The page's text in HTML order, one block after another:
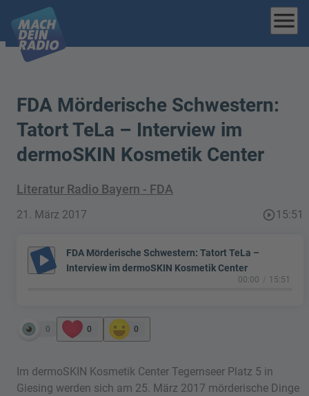
menu
FDA Mörderische Schwestern:
Tatort TeLa – Interview im
dermoSKIN Kosmetik Center
Literatur Radio Bayern - FDA
21. März 2017 play_circle_outline15:51
play_arrow
FDA Mörderische Schwestern: Tatort TeLa –
Interview im dermoSKIN Kosmetik Center
00:00 15:51
0 0 0
Im dermoSKIN Kosmetik Center Tegernseer Platz 5 in
Giesing werden sich am 25. März 2017 mörderische Dinge